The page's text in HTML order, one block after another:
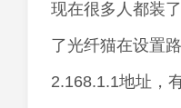
现在很多人都装
了光纤猫在设置
2.168.1.1地址，